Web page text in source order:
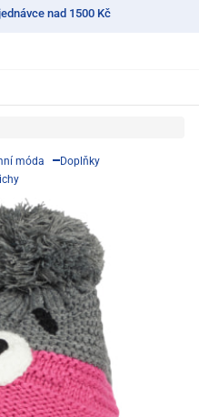
nad 1500 Kč
móda
Doplňky